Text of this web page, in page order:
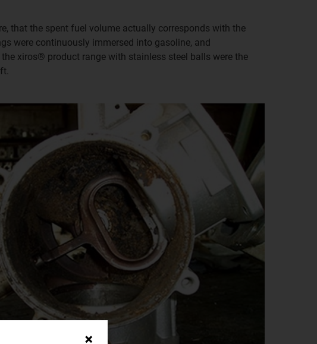
that the spent fuel volume actually corresponds with the
were continuously immersed into gasoline, and
xiros® product range with stainless steel balls were the